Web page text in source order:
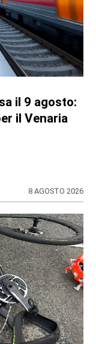
il 9 agosto:
il Venaria
8 AGOSTO 2026